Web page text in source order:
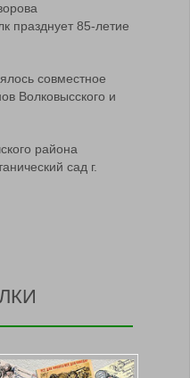
празднует 85-летие
совместное
Волковысского и
района
сад г.